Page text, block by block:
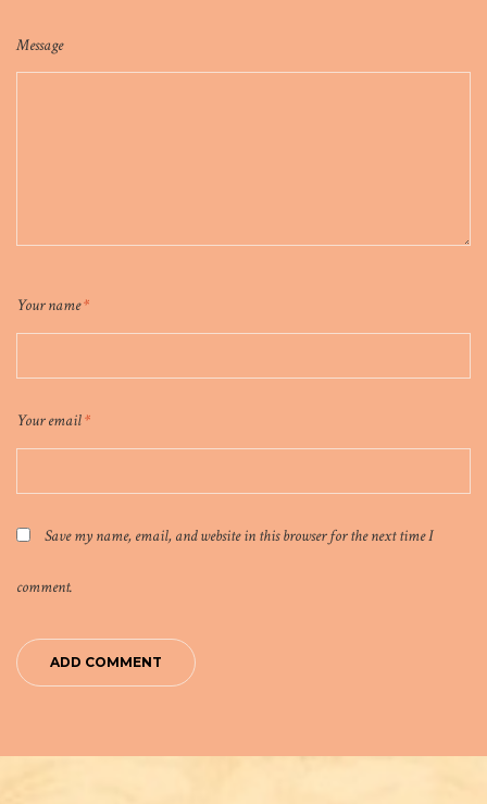
Message
Your name*
Your email*
Save my name, email, and website in this browser for the next time I
comment.